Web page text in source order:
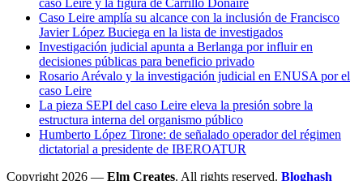
Caso Leire amplía su alcance con la inclusión de Francisco
Javier López Buciega en la lista de investigados
Investigación judicial apunta a Berlanga por influir en
decisiones públicas para beneficio privado
Rosario Arévalo y la investigación judicial en ENUSA por el
caso Leire
La pieza SEPI del caso Leire eleva la presión sobre la
estructura interna del organismo público
Humberto López Tirone: de señalado operador del régimen
dictatorial a presidente de IBEROATUR
Copyright 2026 — Elm Creates. All rights reserved. Bloghash